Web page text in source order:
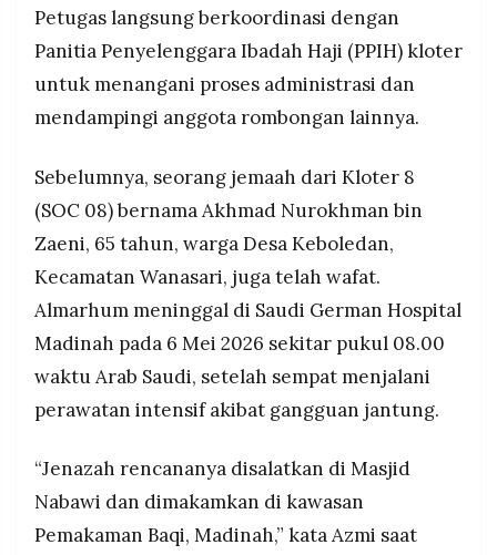
RESOLUSI
PRAMUDITA
Petugas langsung berkoordinasi dengan
Panitia Penyelenggara Ibadah Haji (PPIH) kloter
untuk menangani proses administrasi dan
mendampingi anggota rombongan lainnya.
Sebelumnya, seorang jemaah dari Kloter 8
(SOC 08) bernama Akhmad Nurokhman bin
Zaeni, 65 tahun, warga Desa Keboledan,
Kecamatan Wanasari, juga telah wafat.
Almarhum meninggal di Saudi German Hospital
Madinah pada 6 Mei 2026 sekitar pukul 08.00
waktu Arab Saudi, setelah sempat menjalani
perawatan intensif akibat gangguan jantung.
“Jenazah rencananya disalatkan di Masjid
Nabawi dan dimakamkan di kawasan
Pemakaman Baqi, Madinah,” kata Azmi saat